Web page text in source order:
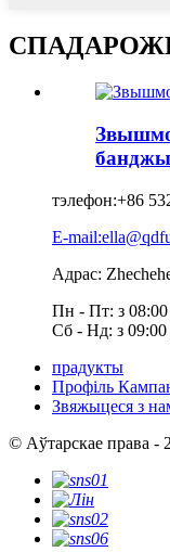
банджы
тэлефон:+86
E-
Адрас:
Пн - Пт: з 08:00
Сб - Нд: з 09:00
прадукты
Профіль
Звяжыцеся з
© Аўтарскае права -